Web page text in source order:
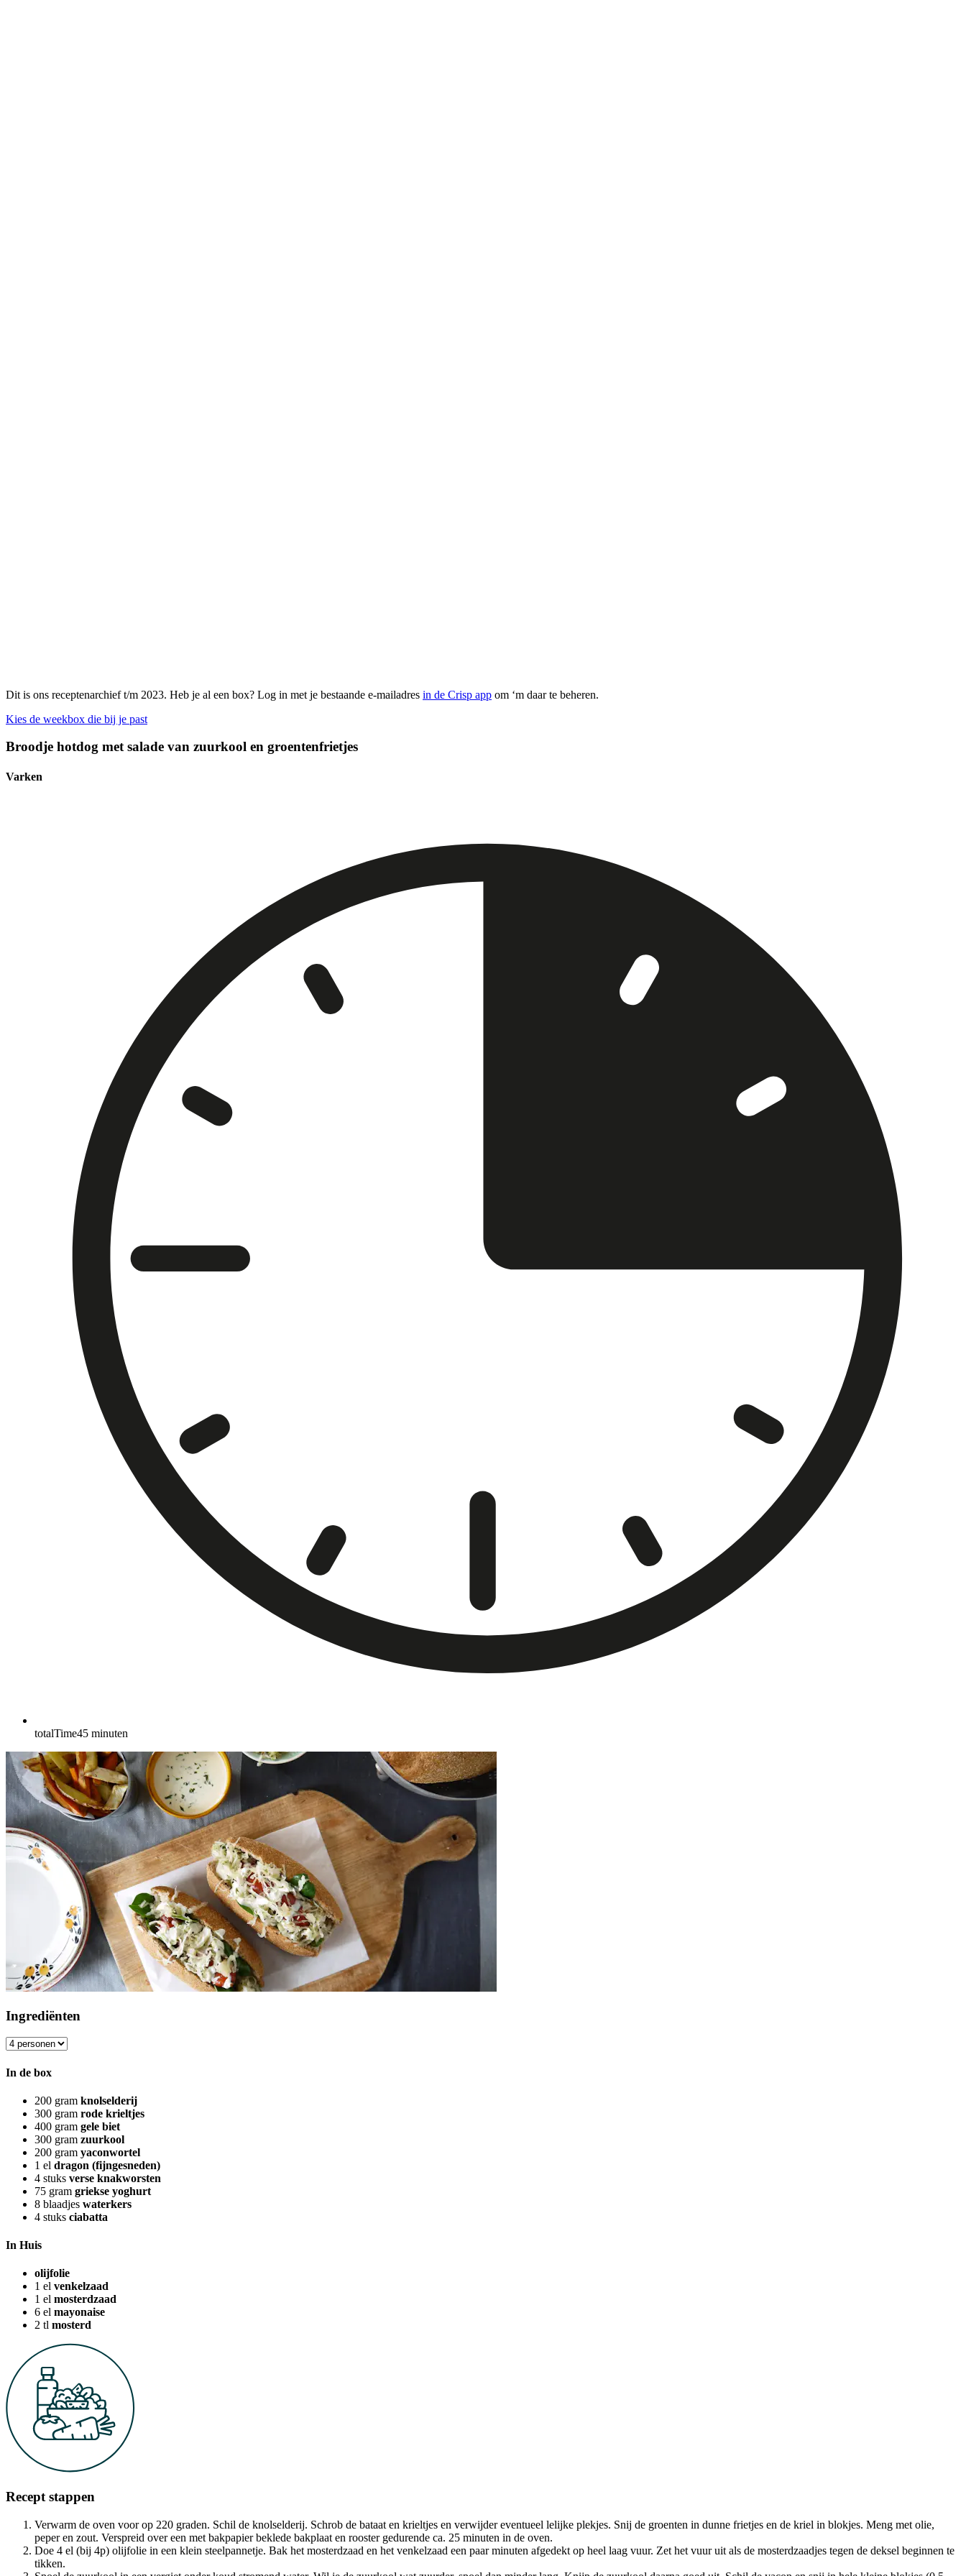
Dit is ons receptenarchief t/m 2023. Heb je al een box? Log in met je bestaande e-mailadres in de Crisp app om ‘m daar te beheren.
Kies de weekbox die bij je past
Broodje hotdog met salade van zuurkool en groentenfrietjes
Varken
totalTime45 minuten
Ingrediënten
In de box
200 gram knolselderij
300 gram rode krieltjes
400 gram gele biet
300 gram zuurkool
200 gram yaconwortel
1 el dragon (fijngesneden)
4 stuks verse knakworsten
75 gram griekse yoghurt
8 blaadjes waterkers
4 stuks ciabatta
In Huis
olijfolie
1 el venkelzaad
1 el mosterdzaad
6 el mayonaise
2 tl mosterd
Recept stappen
Verwarm de oven voor op 220 graden. Schil de knolselderij. Schrob de bataat en krieltjes en verwijder eventueel lelijke plekjes. Snij de groenten in dunne frietjes en de kriel in blokjes. Meng met olie,
peper en zout. Verspreid over een met bakpapier beklede bakplaat en rooster gedurende ca. 25 minuten in de oven.
Doe 4 el (bij 4p) olijfolie in een klein steelpannetje. Bak het mosterdzaad en het venkelzaad een paar minuten afgedekt op heel laag vuur. Zet het vuur uit als de mosterdzaadjes tegen de deksel beginnen te
tikken.